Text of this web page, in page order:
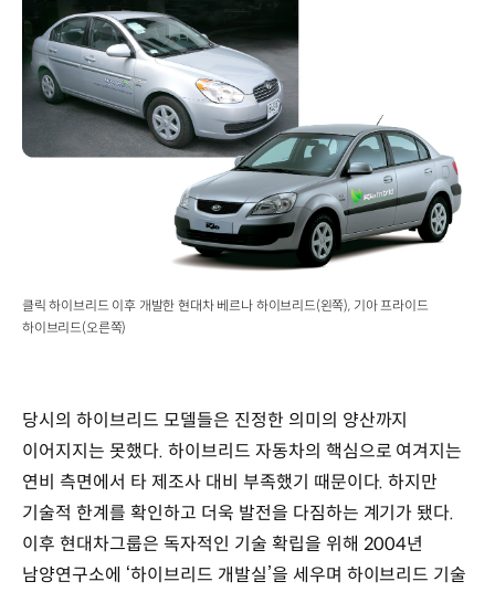
클릭 하이브리드 이후 개발한 현대차 베르나 하이브리드(왼쪽), 기아 프라이드
하이브리드(오른쪽)
당시의 하이브리드 모델들은 진정한 의미의 양산까지
이어지지는 못했다. 하이브리드 자동차의 핵심으로 여겨지는
연비 측면에서 타 제조사 대비 부족했기 때문이다. 하지만
기술적 한계를 확인하고 더욱 발전을 다짐하는 계기가 됐다.
이후 현대차그룹은 독자적인 기술 확립을 위해 2004년
남양연구소에 ‘하이브리드 개발실’을 세우며 하이브리드 기술